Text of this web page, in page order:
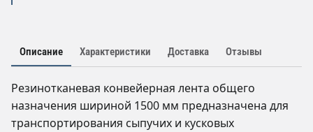
Описание Характеристики Доставка Отзывы
Резинотканевая конвейерная лента общего
назначения шириной 1500 мм предназначена для
транспортирования сыпучих и кусковых